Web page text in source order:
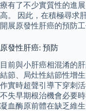
療有了不少實質性的進
高。 因此，在積極尋求
開展原發性肝癌的預防工
原發性肝癌: 預防
目前與小肝癌相混淆的
結節、局灶性結節性增
作實時超聲引導下穿刺
不失早期根治機會必要
凝血酶原前體在缺乏維